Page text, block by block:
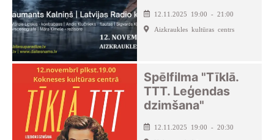
12.11.2025 19:00 - 21:00
Aizkraukles kultūras centrs
Spēlfilma "Tīklā.
TTT. Leģendas
dzimšana"
12.11.2025 19:00 - 20:30